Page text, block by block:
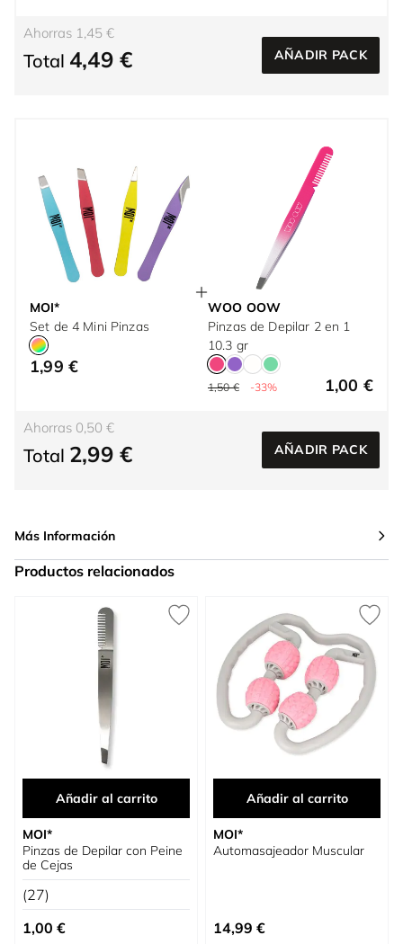
Ahorras 1,45 €
Total 4,49 € AÑADIR PACK
MOI*
Set de 4 Mini Pinzas
1,99 €
WOO OOW
Pinzas de Depilar 2 en 1
10.3 gr
1,50 € -33% 1,00 €
Ahorras 0,50 €
Total 2,99 € AÑADIR PACK
Más Información
Productos relacionados
Press to skip carousel
Añadir al carrito
MOI*
Pinzas de Depilar con Peine
de Cejas
(27)
1,00 €
Añadir al carrito
MOI*
Automasajeador Muscular
14,99 €